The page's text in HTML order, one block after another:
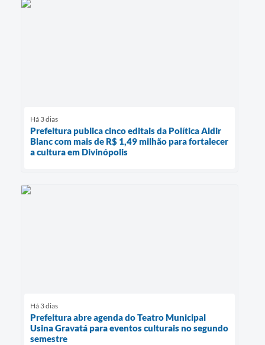
Há 3 dias
Prefeitura publica cinco editais da Política Aldir
Blanc com mais de R$ 1,49 milhão para fortalecer
a cultura em Divinópolis
Há 3 dias
Prefeitura abre agenda do Teatro Municipal
Usina Gravatá para eventos culturais no segundo
semestre